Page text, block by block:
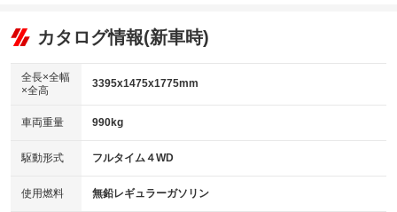
リフトアップ
：装備なし
：装備なし
パワーウィンドウ
アイドリングストップ
：装備なし
USB入力端子
：装備なし
100V電源
：装備なし
ビジュアル
：装備なし
：装備あり
革シート
キーレス
HID(キセノンライト)
：装備なし
バックカメラ
：装備なし
カタログ情報(新車時)
全長×全幅
×全高
3395x1475x1775mm
車両重量 990kg
駆動形式 フルタイム４WD
使用燃料 無鉛レギュラーガソリン